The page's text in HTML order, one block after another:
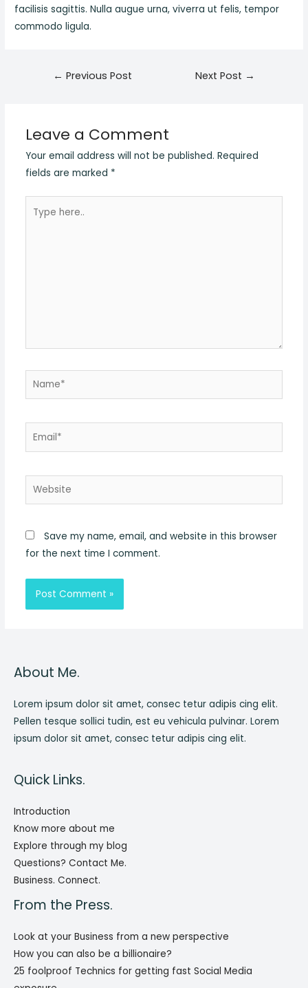
facilisis sagittis. Nulla augue urna, viverra ut felis, tempor
commodo ligula.
← Previous Post Next Post →
Leave a Comment
Your email address will not be published. Required
fields are marked *
here..
Name*
Email*
Website
Save my name, email, and website in this browser
for the next time I comment.
About Me.
Lorem ipsum dolor sit amet, consec tetur adipis cing elit.
Pellen tesque sollici tudin, est eu vehicula pulvinar. Lorem
ipsum dolor sit amet, consec tetur adipis cing elit.
Quick Links.
Introduction
Know more about me
Explore through my blog
Questions? Contact Me.
Business. Connect.
From the Press.
Look at your Business from a new perspective
How you can also be a billionaire?
25 foolproof Technics for getting fast Social Media